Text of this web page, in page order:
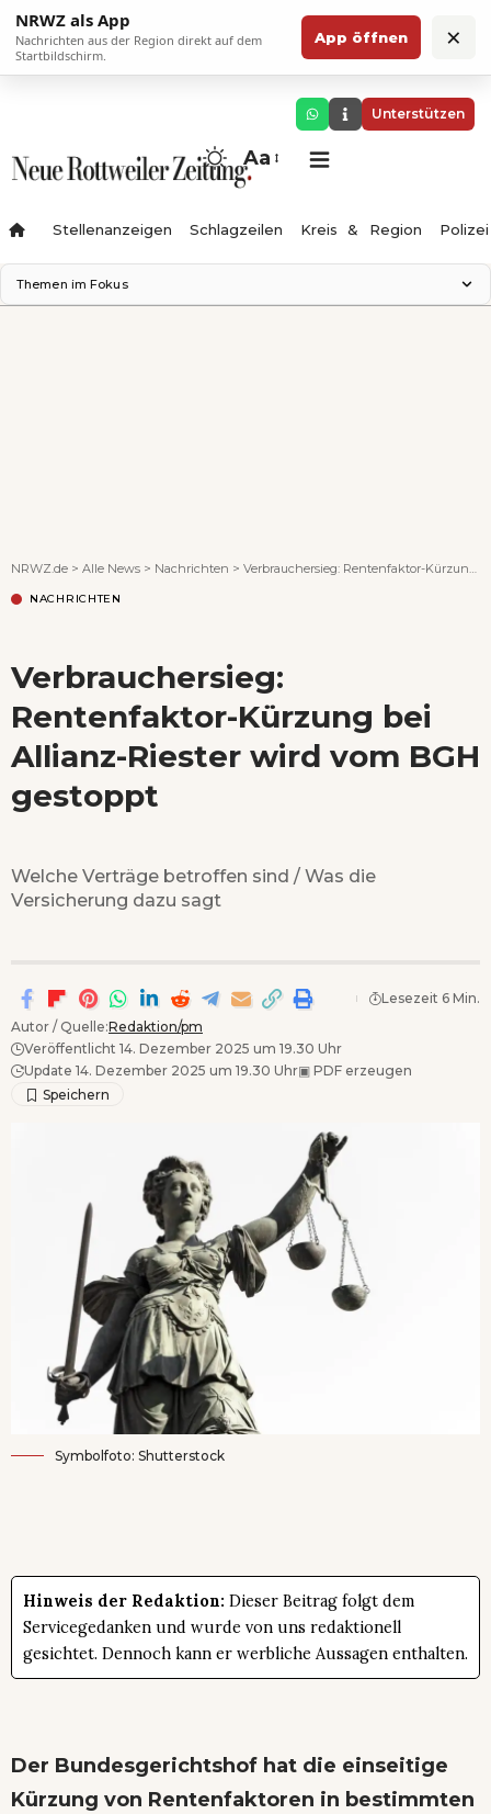
NRWZ als App
Nachrichten aus der Region direkt auf dem
Startbildschirm.
App öffnen ×
Unterstützen
Aa
Stellenanzeigen Schlagzeilen Kreis & Region Polizei
Themen im Fokus
NRWZ.de > Alle News > Nachrichten > Verbrauchersieg: Rentenfaktor-Kürzung bei Allianz-Riester wird vom BGH gestoppt
NACHRICHTEN
Verbrauchersieg:
Rentenfaktor-Kürzung bei
Allianz-Riester wird vom BGH
gestoppt
Welche Verträge betroffen sind / Was die
Versicherung dazu sagt
Autor / Quelle:Redaktion/pm
Veröffentlicht 14. Dezember 2025 um 19.30 Uhr
Update 14. Dezember 2025 um 19.30 Uhr▣ PDF erzeugen
Lesezeit 6 Min.
Symbolfoto: Shutterstock
Hinweis der Redaktion: Dieser Beitrag folgt dem
Servicegedanken und wurde von uns redaktionell
gesichtet. Dennoch kann er werbliche Aussagen enthalten.
Der Bundesgerichtshof hat die einseitige
Kürzung von Rentenfaktoren in bestimmten